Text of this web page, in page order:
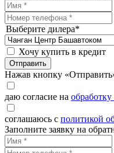
Выберите дилера*
Хочу купить в кредит
Отправить
Нажав кнопку
даю согласие на
соглашаюсь с политикой
Заполните заявку на